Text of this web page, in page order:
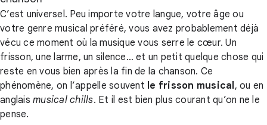
C’est universel. Peu importe votre langue, votre âge ou
votre genre musical préféré, vous avez probablement déjà
vécu ce moment où la musique vous serre le cœur. Un
frisson, une larme, un silence… et un petit quelque chose qui
reste en vous bien après la fin de la chanson. Ce
phénomène, on l’appelle souvent le frisson musical, ou en
anglais musical chills. Et il est bien plus courant qu’on ne le
pense.